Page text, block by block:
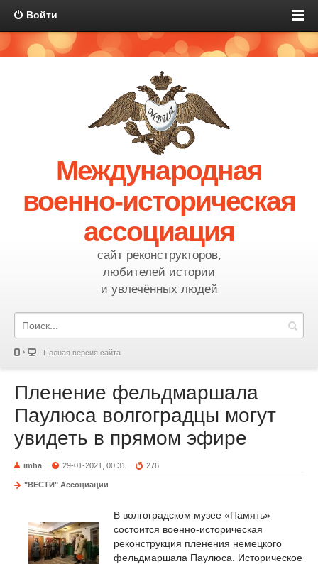
Войти
Международная
военно-историческая
ассоциация
сайт реконструкторов,
любителей истории
и увлечённых людей
Полная версия сайта
Пленение фельдмаршала
Паулюса волгоградцы могут
увидеть в прямом эфире
imha 29-01-2021, 00:31 276
"ВЕСТИ" Ассоциации
В волгоградском музее «Память»
состоится военно-историческая
реконструкция пленения немецкого
фельдмаршала Паулюса. Историческое